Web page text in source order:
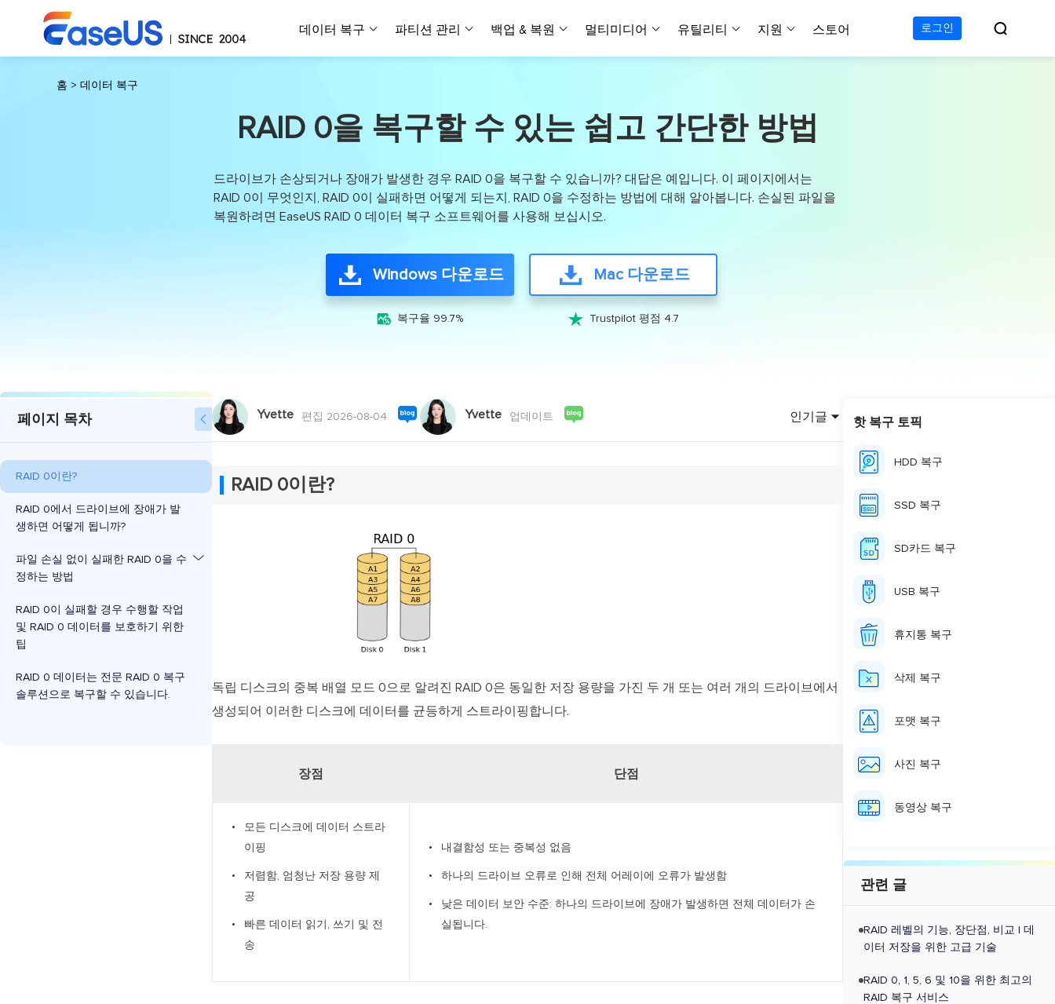
데이터 복구
Windows 데이터 복구
MobiSaver (iOS & Android)
모바일 데이터 복구
잃어버린 파티션 복구하기
전문 데이터 복구 서비스
데이터 복구 무료
데이터 복구 테크니션
SD 카드 데이터 복구
USB 데이터 복구
데이터 복구 프로
데이터 복구 무료
Android기기
데이터 복구 App
손상된 동영상 복구
손상된 파일 복구
온리인 사진 복구
온리인 파일 복구
파티션 관리
개인 디스크 관리 툴
파티션 마스터 기업
비지니스 디스크 관리 최적화 프로그램
디스크 복제
HDD/SSD 복제 프로그램
파티션 마스터 프로
SSD 마이그레이션
백업 & 복원
개인 백업 솔루션
투두 백업 테크니션
비지니스 백업 솔루션
중앙 집중식 솔루션
투두 백업 홈
멀티미디어
RecExperts
비디오/오디오/웹캠 녹화
스크린샷
무료 컴퓨터 캡쳐 도구
올인원 비디오 변환 툴깃
고품질 콘텐츠 생성을 위한 AI 워크플로우
iPhone용 벨소리 만들기
유틸리티
파일 관리
기타 제품
PC 간 데이터 전송
무비무버
iPhone 데이터 전송
ChatTrans
간편한 전송 백업 및 복원 도구
Windows To Go 제작자
PC 전송 프로
아이폰 데이터 전송 프로
지원 스토어 로그인 
홈 > 데이터 복구
RAID 0을 복구할 수 있는 쉽고 간단한 방법
드라이브가 손상되거나 장애가 발생한 경우 RAID 0을 복구할 수 있습니까? 대답은 예입니다. 이 페이지에서는
RAID 0이 무엇인지, RAID 0이 실패하면 어떻게 되는지, RAID 0을 수정하는 방법에 대해 알아봅니다. 손실된 파일을
복원하려면 EaseUS RAID 0 데이터 복구 소프트웨어를 사용해 보십시오.
Windows 다운로드
 복구율 99.7%
Mac 다운로드
 Trustpilot 평점 4.7

페이지 목차
RAID 0이란?
RAID 0에서 드라이브에 장애가 발
생하면 어떻게 됩니까?
파일 손실 없이 실패한 RAID 0을 수
정하는 방법
RAID 0이 실패할 경우 수행할 작업
및 RAID 0 데이터를 보호하기 위한
팁
RAID 0 데이터는 전문 RAID 0 복구
솔루션으로 복구할 수 있습니다.
Yvette 편집 2026-08-04 Yvette 업데이트 인기글
RAID 0이란?
독립 디스크의 중복 배열 모드 0으로 알려진 RAID 0은 동일한 저장 용량을 가진 두 개 또는 여러 개의 드라이브에서
생성되어 이러한 디스크에 데이터를 균등하게 스트라이핑합니다.
장점 단점
모든 디스크에 데이터 스트라
이핑
저렴함, 엄청난 저장 용량 제
공
빠른 데이터 읽기, 쓰기 및 전
송
내결함성 또는 중복성 없음
하나의 드라이브 오류로 인해 전체 어레이에 오류가 발생함
낮은 데이터 보안 수준: 하나의 드라이브에 장애가 발생하면 전체 데이터가 손
실됩니다.
핫 복구 토픽
HDD 복구
SSD 복구
SD카드 복구
USB 복구
휴지통 복구
삭제 복구
포맷 복구
사진 복구
동영상 복구
관련 글
RAID 레벨의 기능, 장단점, 비교 | 데
이터 저장을 위한 고급 기술
RAID 0, 1, 5, 6 및 10을 위한 최고의
RAID 복구 서비스